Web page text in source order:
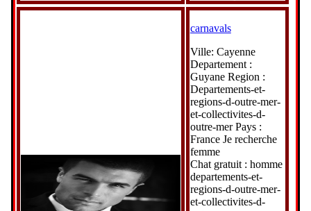
carnavals
Ville: Cayenne
Departement :
Guyane Region :
Departements-et-
regions-d-outre-mer-
et-collectivites-d-
outre-mer Pays :
France Je recherche
femme
Chat gratuit : homme
departements-et-
regions-d-outre-mer-
et-collectivites-d-